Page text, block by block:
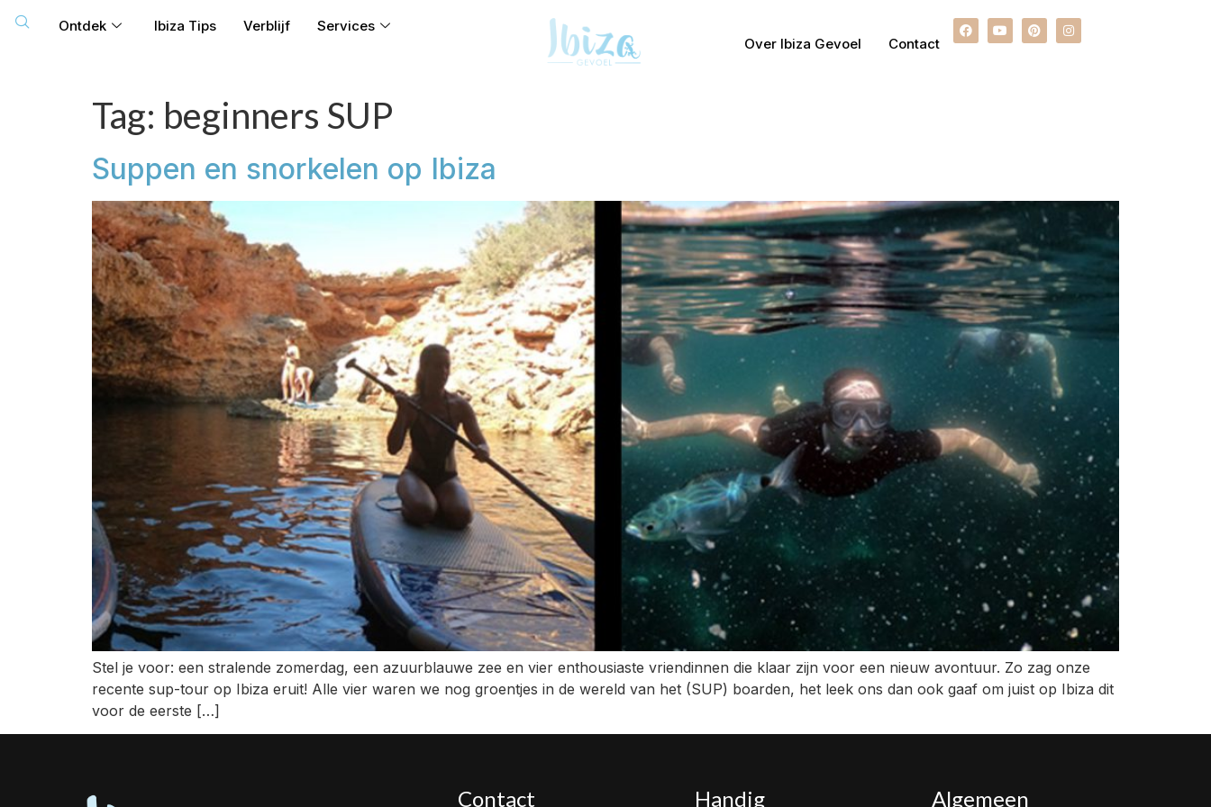
Ontdek Ibiza Tips Verblijf
Services
Over Ibiza Gevoel
Contact
Tag: beginners SUP
Suppen en snorkelen op Ibiza
Stel je voor: een stralende zomerdag, een azuurblauwe zee en vier enthousiaste vriendinnen die klaar zijn voor een nieuw avontuur. Zo zag onze
recente sup-tour op Ibiza eruit! Alle vier waren we nog groentjes in de wereld van het (SUP) boarden, het leek ons dan ook gaaf om juist op Ibiza dit
voor de eerste […]
Contact Handig Algemeen